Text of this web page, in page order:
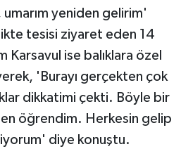
yeniden gelirim'
tesisi ziyaret eden 14
Karsavul ise balıklara özel
'Burayı gerçekten çok
dikkatimi çekti. Böyle bir
öğrendim. Herkesin gelip
diye konuştu.